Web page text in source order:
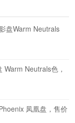
盘Warm Neutrals
Neutrals色，
凤凰盘，售价